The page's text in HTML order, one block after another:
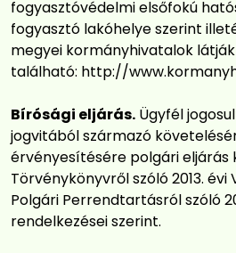
fogyasztóvédelmi elsőfokú
fogyasztó lakóhelye szerint
megyei kormányhivatalok
található: http://
Bírósági eljárás. Ügyfél
jogvitából származó
érvényesítésére polgári eljárás
Törvénykönyvről szóló 2013.
Polgári Perrendtartásról szóló
rendelkezései szerint.